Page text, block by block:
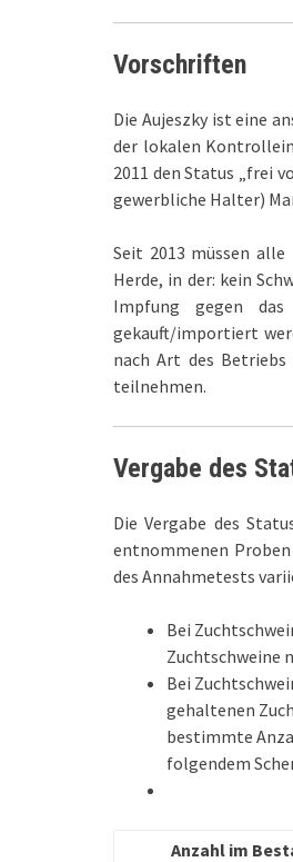
Vorschriften
Die Aujeszky ist eine
der lokalen
2011 den Status „frei
gewerbliche Halter)
Seit 2013 müssen
Herde, in der: kein
Impfung gegen
gekauft/importiert
nach Art des
teilnehmen.
Vergabe des
Die Vergabe des
entnommenen
des Annahmetests
Bei
Zuchtschweine
Bei
gehaltenen
bestimmte
folgendem
Anzahl im